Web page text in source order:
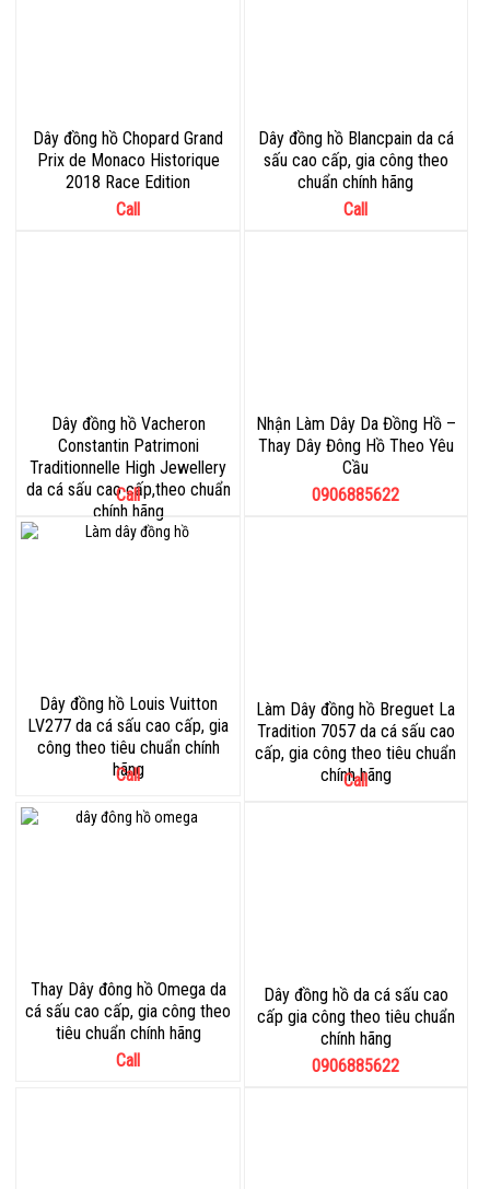
Dây đồng hồ Chopard Grand
Prix de Monaco Historique
2018 Race Edition
Call
Dây đồng hồ Blancpain da cá
sấu cao cấp, gia công theo
chuẩn chính hãng
Call
Dây đồng hồ Vacheron
Constantin Patrimoni
Traditionnelle High Jewellery
da cá sấu cao cấp,theo chuẩn
chính hãng
Call
Nhận Làm Dây Da Đồng Hồ –
Thay Dây Đông Hồ Theo Yêu
Cầu
0906885622
Dây đồng hồ Louis Vuitton
LV277 da cá sấu cao cấp, gia
công theo tiêu chuẩn chính
hãng
Call
Làm Dây đồng hồ Breguet La
Tradition 7057 da cá sấu cao
cấp, gia công theo tiêu chuẩn
chính hãng
Call
Thay Dây đông hồ Omega da
cá sấu cao cấp, gia công theo
tiêu chuẩn chính hãng
Call
Dây đồng hồ da cá sấu cao
cấp gia công theo tiêu chuẩn
chính hãng
0906885622